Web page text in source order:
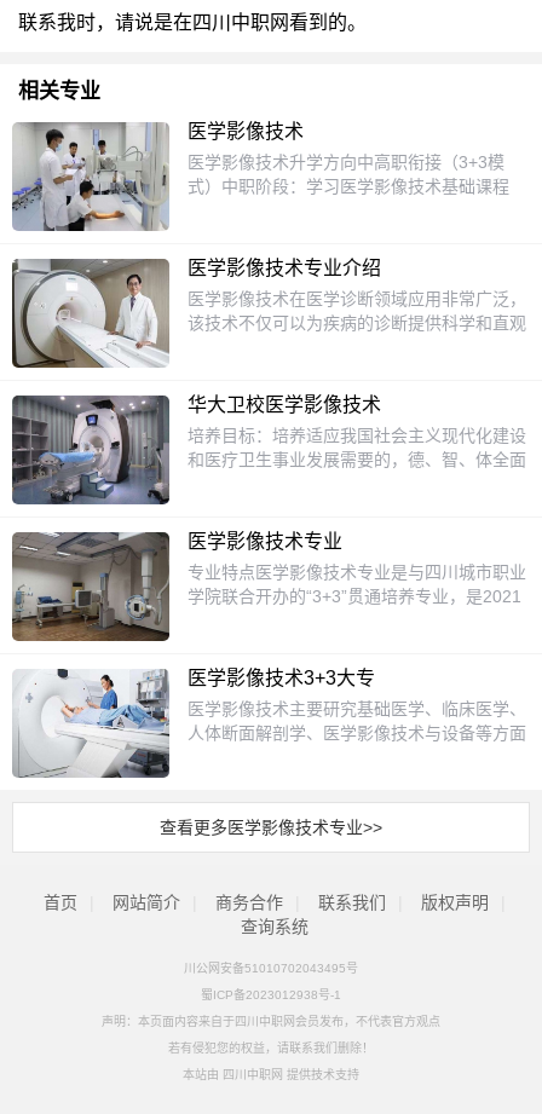
联系我时，请说是在四川中职网看到的。
相关专业
医学影像技术
医学影像技术升学方向中高职衔接（3+3模
式）中职阶段：学习医学影像技术基础课程
过职教高考或单招考试，升入高职院校（如四
川护理职业学院、成都职业技术学院等）。对
口高考/单招考试可报考医学影像技术、放射
治疗技术等专科或本科专业（如西南医科大
放射治疗技术核心课程基础课程：解剖学、生
理学、病理学、医学影像设备学核心技能：X
线摄影、CT/MRI检查技术、超声诊断、介入
三年，升学可对接医学影像技术专科/本科，
提供医院实习资源。乐山医科校专注对口高
考，本科上线率居全省前列，升学方向包括临
影像设备维护等。就业单位：各级医院、社区
学影像专业升学路径清晰，通过职教高考、对
口考试可升入高职或本科院校，课程注重实践
医学影像技术专业介绍
医学影像技术在医学诊断领域应用非常广泛，
该技术不仅可以为疾病的诊断提供科学和直观
代的作用；同时医学影像技术在疾病治疗方面
也有很好的应用。医学影像技术专业是随着医
学成像技术的不断发展而形成的一个集数学、
物理学、计算机科学、信息技术以及医学科学
设计、医学影像设备原理和技术、医学影像处
理技术，并具有一定的医学基础知识和影像设
备基础操作技术，能在医学影像技术或相关领
场的需求设置专业课程。通过对基础医学、医
学影像技术等的基本理论知识学习，并辅助于
常规放射学、CT、核磁共振、超声成像、电
及放射治疗的能力。本专业毕业生应获得以下
几方面的知识和能力：1．掌握医学影像技术
的基本原理及设计方法；2．掌握信号检测和
学的基础知识；4．具有微处理器和计算机应
用开发能力；5．具有对各种医学信息与图像
像设备研究与开发的初步能力；7.具有一定人
文社会科学基础知识；8.了解生物医学工程的
发展动态；9.掌握文献检索、资料查询的基本
方法。本专业开设的主要课程有：《高等数
学》、《概率与数理统计临床医学》、《大学
华大卫校医学影像技术
培养目标：培养适应我国社会主义现代化建设
和医疗卫生事业发展需要的，德、智、体全面
影像检查、诊断与治疗技术工作的高级技术应
用性专门人才。主要课程：物理学、电子学基
础、数据结构与算法、计算机原理与接口、影
像设备结构与维修、医学成像技术、摄影学、
断、核素诊断、核医学、医学影像解剖学、肿
瘤放疗治疗学、B超诊断学。工作领域：各级
医疗机构从事医学影像检验、诊断和介入、操
医学影像技术专业
专业特点医学影像技术专业是与四川城市职业
学院联合开办的“3+3”贯通培养专业，是2021
读，中高职教学设备、实训场地、师资力量等
教学资源全面整合，并贯穿6年培养全过程。
本专业属定向培养，升学有保障。医学影像技
术专业隶属医药卫生大类，是以医学为基础、
和发展空间。就业前景好面对医学影像技术的
技术人才报告中获悉，目前四川省医疗和医技
类人员结构和学历结构失衡，三级医院：
1:1.1，二级医院：1:0.46，一级医院：
省开办医学影像技术专业的院校少，人才培养
数量少，毕业生岗位多，就业压力小，就业前
景好。培养目标医学影像技术专业在科学调研
医学影像技术3+3大专
医学影像技术主要研究基础医学、临床医学、
人体断面解剖学、医学影像技术与设备等方面
像技术有：CT、B超、X光片、核磁共振、心
血管造影、多普勒彩超等。主要课程：医学影
像解剖学、医学影像成像原理、医学影像检查
技术等。培养目标：本专业培养德、智、体、
美全面发展，具有良好职业道德和人文素养，
作技术所必需的医学和理工学基本知识，掌握
X线摄影技术、计算机体层检查技术、磁共振
检查技术、超声检查技术，从事医学影像技术
领域工作的高素质实用型技术技能人才。
查看更多医学影像技术专业>>
首页 网站简介 商务合作 联系我们 版权声明
查询系统
川公网安备51010702043495号
蜀ICP备2023012938号-1
声明：本页面内容来自于四川中职网会员发布，不代表官方观点
若有侵犯您的权益，请联系我们删除！
本站由 四川中职网 提供技术支持